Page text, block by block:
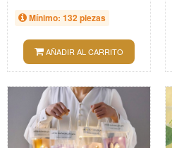
Mínimo: 132 piezas
AÑADIR AL CARRITO